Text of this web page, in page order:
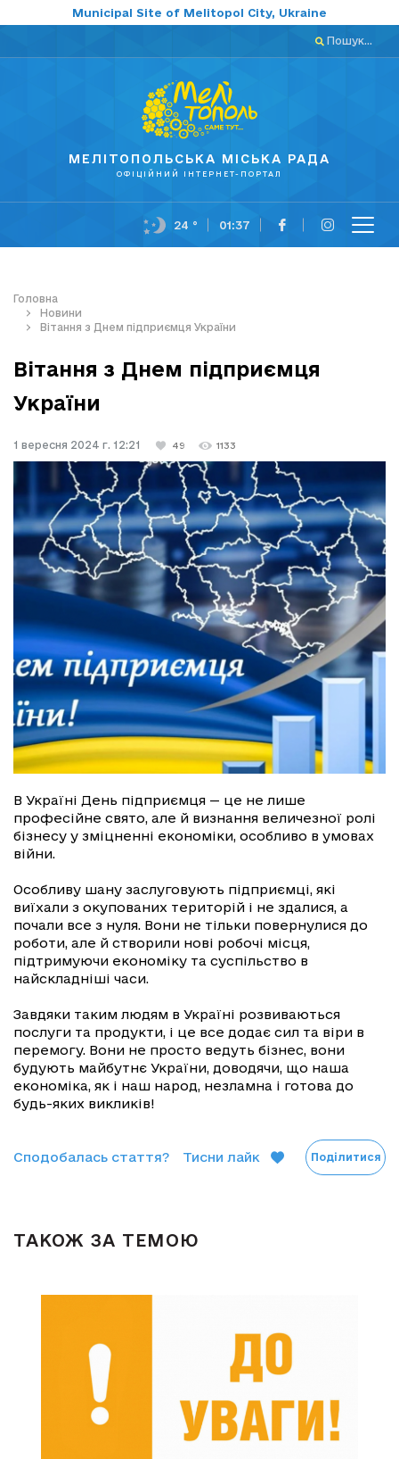
Municipal Site of Melitopol City, Ukraine
Пошук...
МЕЛІТОПОЛЬСЬКА МІСЬКА РАДА
ОФІЦІЙНИЙ ІНТЕРНЕТ-ПОРТАЛ
24 ° 01:37
Головна
Новини
Вітання з Днем підприємця України
Вітання з Днем підприємця
України
1 вересня 2024 г. 12:21 49 1133
В Україні День підприємця — це не лише
професійне свято, але й визнання величезної ролі
бізнесу у зміцненні економіки, особливо в умовах
війни.
Особливу шану заслуговують підприємці, які
виїхали з окупованих територій і не здалися, а
почали все з нуля. Вони не тільки повернулися до
роботи, але й створили нові робочі місця,
підтримуючи економіку та суспільство в
найскладніші часи.
Завдяки таким людям в Україні розвиваються
послуги та продукти, і це все додає сил та віри в
перемогу. Вони не просто ведуть бізнес, вони
будують майбутнє України, доводячи, що наша
економіка, як і наш народ, незламна і готова до
будь-яких викликів!
Сподобалась стаття? Тисни лайк Поділитися
ТАКОЖ ЗА ТЕМОЮ